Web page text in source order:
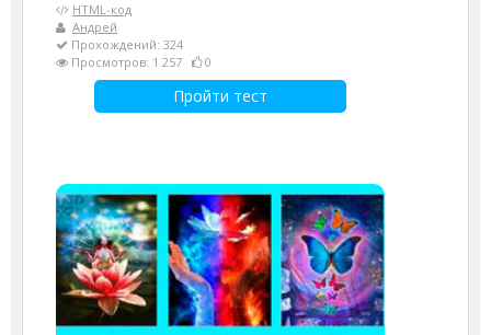
HTML-код
Андрей
Прохождений: 324
Просмотров: 1 257
0
Пройти тест